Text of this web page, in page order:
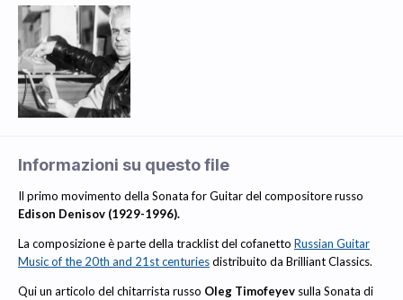
Informazioni su questo file
Il primo movimento della Sonata for Guitar del compositore russo
Edison Denisov (1929-1996).
La composizione è parte della tracklist del cofanetto Russian Guitar
Music of the 20th and 21st centuriesdistribuito da Brilliant Classics.
Qui un articolo del chitarrista russo Oleg Timofeyev sulla Sonata di